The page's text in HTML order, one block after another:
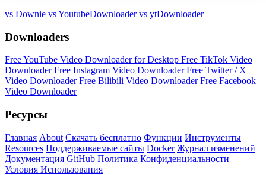
vs Downie vs YoutubeDownloadervs ytDownloader
Downloaders
Free YouTube Video Downloader for Desktop Free TikTok Video
DownloaderFree Instagram Video DownloaderFree Twitter / X
Video DownloaderFree Bilibili Video DownloaderFree Facebook
Video Downloader
Ресурсы
Главная About Скачать бесплатно Функции Инструменты
Resources Поддерживаемые сайты Docker Журнал изменений
Документация GitHub Политика Конфиденциальности
Условия Использования